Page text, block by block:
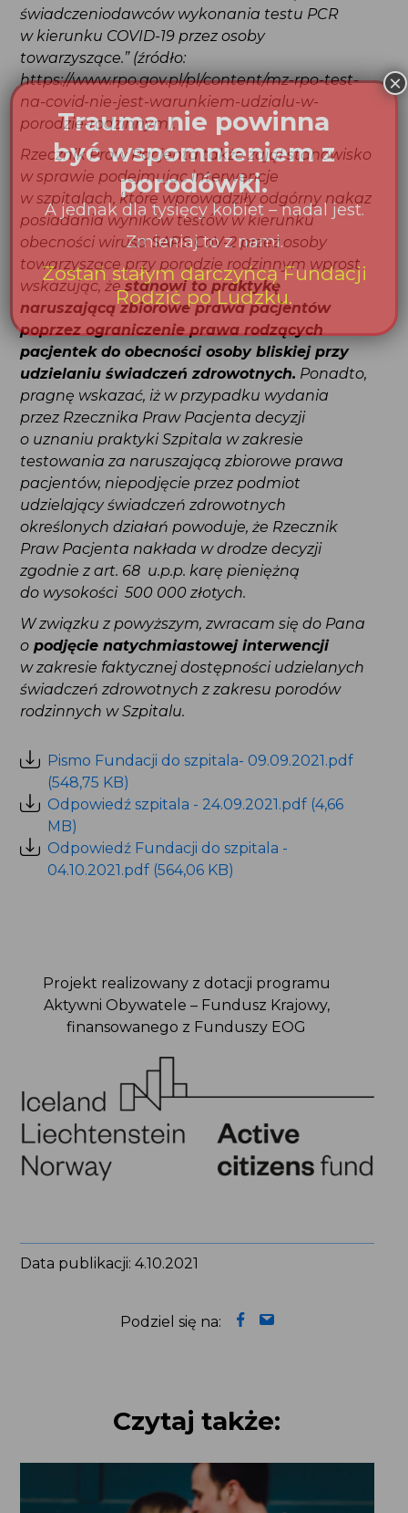
https://www.rpo.gov.pl/pl/content/mz-rpo-test-na-
covid-nie-jest-warunkiem-udzialu-w-porodzie-
rodzinnym).
Rzecznik Praw Pacjenta także zajął stanowisko
w sprawie podejmując interwencje w szpitalach,
które wprowadziły odgórny nakaz posiadania
wyników testów w kierunku obecności wirusa
SARS CoV-2 przez osoby towarzyszące przy
porodzie rodzinnym wprost wskazując,
stanowi to praktykę naruszającą zbiorowe
prawa pacjentów poprzez ograniczenie prawa
rodzących pacjentek do obecności osoby
bliskiej przy udzielaniu świadczeń
zdrowotnych.Ponadto, pragnę wskazać,
iż w przypadku wydania przez Rzecznika Praw
Pacjenta decyzji o uznaniu praktyki Szpitala
w zakresie testowania za naruszającą zbiorowe
prawa pacjentów, niepodjęcie przez podmiot
udzielający świadczeń zdrowotnych określonych
działań powoduje, że Rzecznik Praw Pacjenta
nakłada w drodze decyzji zgodnie z art. 68 u.p.p.
karę pieniężną do wysokości 500 000 złotych.
W związku z powyższym, zwracam się do Pana o
podjęcie natychmiastowej interwencji
w zakresie faktycznej dostępności udzielanych
świadczeń zdrowotnych z zakresu porodów
rodzinnych w Szpitalu.
Pismo Fundacji do szpitala- 09.09.2021.pdf
(548,75 KB)
Odpowiedź szpitala - 24.09.2021.pdf (4,66 MB)
Odpowiedź Fundacji do szpitala -
Projekt realizowany z dotacji programu
Aktywni Obywatele – Fundusz Krajowy,
Data publikacji: 4.10.2021